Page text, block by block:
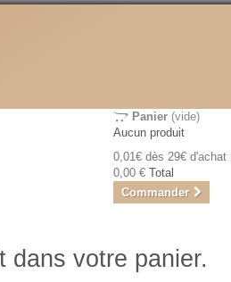
Panier (vide)
Aucun produit
0,01€ dès 29€ d'achat
0,00 € Total
Commander
dans votre panier.